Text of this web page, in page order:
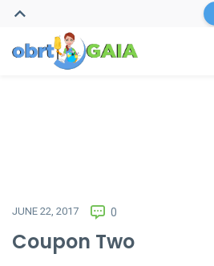
JUNE 22, 2017 0
Coupon Two